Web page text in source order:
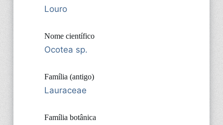
Louro
Nome científico
Ocotea sp.
Família (antigo)
Lauraceae
Família botânica